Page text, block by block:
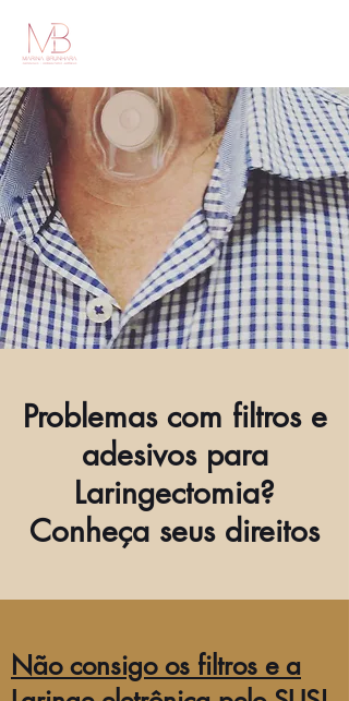
Problemas com filtros e
adesivos para
Laringectomia?
Conheça seus direitos
Não consigo os filtros e a